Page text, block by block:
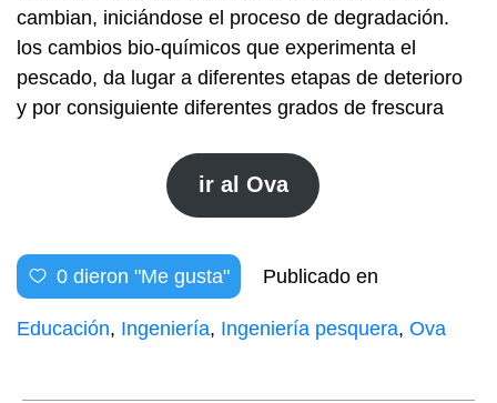
cambian, iniciándose el proceso de degradación.
los cambios bio-químicos que experimenta el
pescado, da lugar a diferentes etapas de deterioro
y por consiguiente diferentes grados de frescura
ir al Ova
0 dieron "Me gusta" Publicado en
Educación, Ingeniería, Ingeniería pesquera, Ova